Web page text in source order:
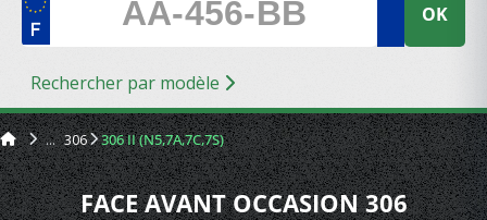
OK
Rechercher par modèle
306 306 II (N5,7A,7C,7S)
FACE AVANT OCCASION 306